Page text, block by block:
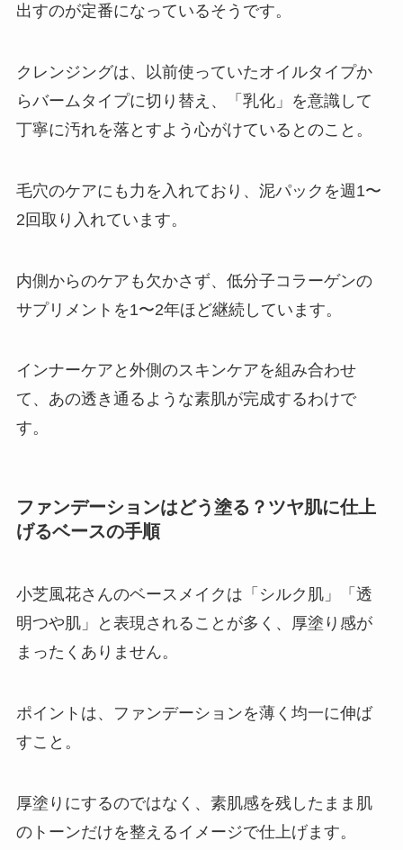
出すのが定番になっているそうです。
クレンジングは、以前使っていたオイルタイプか
らバームタイプに切り替え、「乳化」を意識して
丁寧に汚れを落とすよう心がけているとのこと。
毛穴のケアにも力を入れており、泥パックを週1〜
2回取り入れています。
内側からのケアも欠かさず、低分子コラーゲンの
サプリメントを1〜2年ほど継続しています。
インナーケアと外側のスキンケアを組み合わせ
て、あの透き通るような素肌が完成するわけで
す。
ファンデーションはどう塗る？ツヤ肌に仕上
げるベースの手順
小芝風花さんのベースメイクは「シルク肌」「透
明つや肌」と表現されることが多く、厚塗り感が
まったくありません。
ポイントは、ファンデーションを薄く均一に伸ば
すこと。
厚塗りにするのではなく、素肌感を残したまま肌
のトーンだけを整えるイメージで仕上げます。